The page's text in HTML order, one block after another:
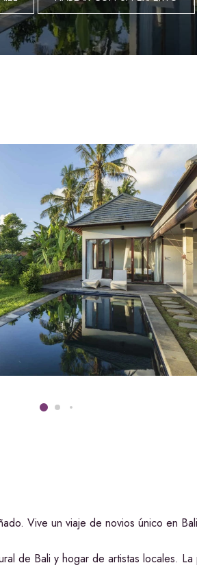
Vive un viaje de novios único en
de Bali y hogar de artistas locales.